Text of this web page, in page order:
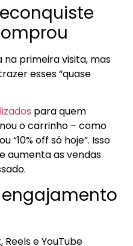
primeira visita, mas
esses “quase
para quem
o carrinho – como
“10% off só hoje”. Isso
aumenta as vendas
e YouTube